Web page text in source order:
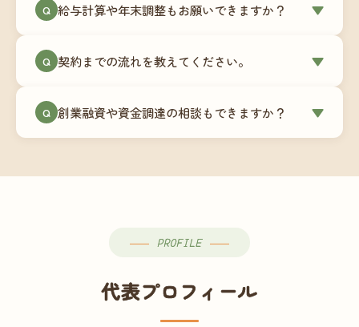
での変更も対応可能です。
供しています。これから会計ソフトを導入される
します。freee・弥生会計等をご利用中の場合は、
Q 給与計算や年末調整もお願いできますか？ ▼
怠集計あり／5名まで）は月額15,000円〜、年末調
す。人数が増える場合は別途お見積りします。
Q 契約までの流れを教えてください。 ▼
（30〜60分）でご事業内容・ご要望のヒアリング
→ ③お見積り・ご契約 → ④MFクラウドの初期設
談から契約まで費用は発生しませんので、お気軽
Q 創業融資や資金調達の相談もできますか？ ▼
PROFILE
代表プロフィール